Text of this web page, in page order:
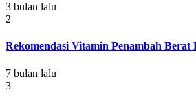
3 bulan lalu
2
Rekomendasi Vitamin Penambah Berat
7 bulan lalu
3